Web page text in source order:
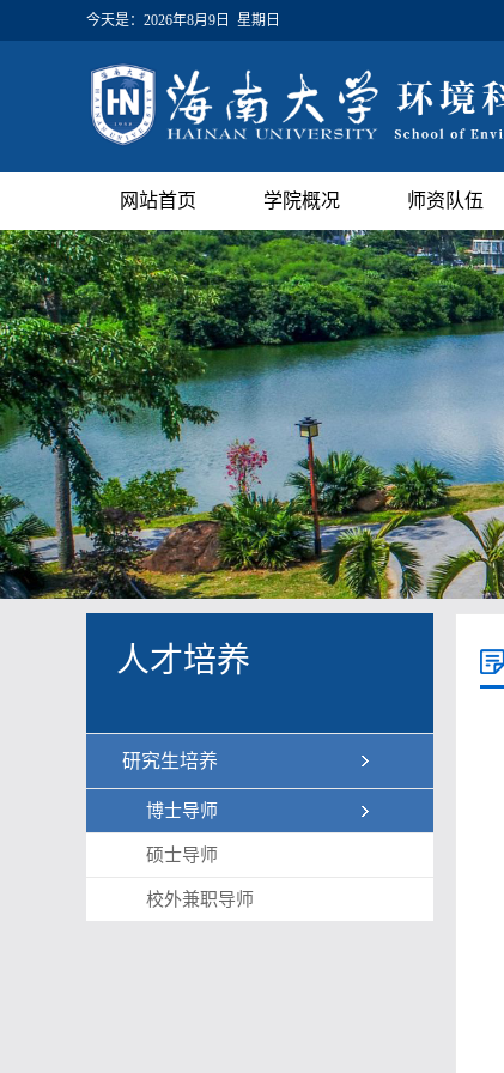
今天是： 2026年8月9日 星期日
网站首页 学院概况 师资队伍
人才培养
研究生培养
博士导师
硕士导师
校外兼职导师